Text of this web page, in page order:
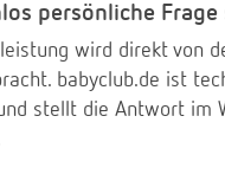
persönliche Frage
wird direkt von
babyclub.de ist
stellt die Antwort im